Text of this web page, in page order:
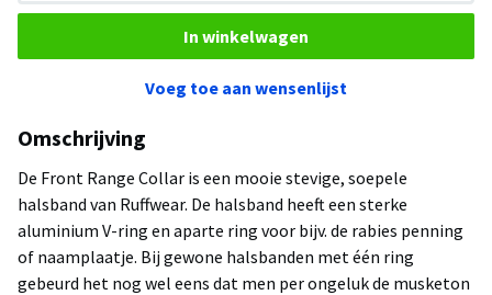
In winkelwagen
Voeg toe aan wensenlijst
Omschrijving
De Front Range Collar is een mooie stevige, soepele
halsband van Ruffwear. De halsband heeft een sterke
aluminium V-ring en aparte ring voor bijv. de rabies penning
of naamplaatje. Bij gewone halsbanden met één ring
gebeurd het nog wel eens dat men per ongeluk de musketon